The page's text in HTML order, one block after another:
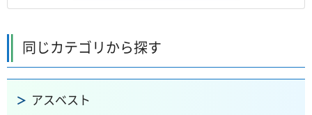
同じカテゴリから探す
アスベスト